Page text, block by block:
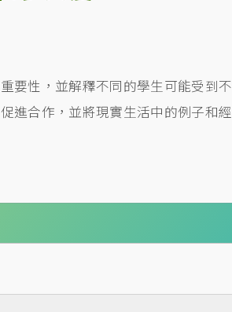
要性，並解釋不同的學生可能受到
進合作，並將現實生活中的例子和